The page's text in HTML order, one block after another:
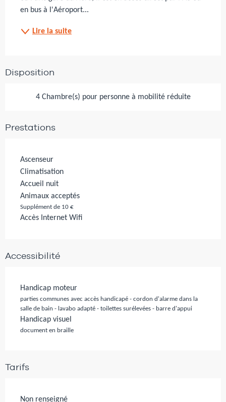
en bus à l'Aéroport...
Lire la suite
Disposition
4 Chambre(s) pour personne à mobilité réduite
Prestations
Ascenseur
Climatisation
Accueil nuit
Animaux acceptés
Supplément de 10 €
Accès Internet Wifi
Accessibilité
Handicap moteur
parties communes avec accès handicapé - cordon d'alarme dans la
salle de bain - lavabo adapté - toilettes surélevées - barre d'appui
Handicap visuel
document en braille
Tarifs
Non renseigné